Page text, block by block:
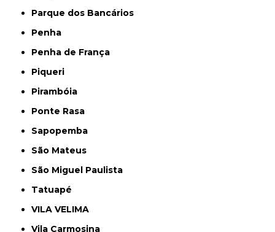
Parque dos Bancários
Penha
Penha de França
Piqueri
Pirambóia
Ponte Rasa
Sapopemba
São Mateus
São Miguel Paulista
Tatuapé
VILA VELIMA
Vila Carmosina